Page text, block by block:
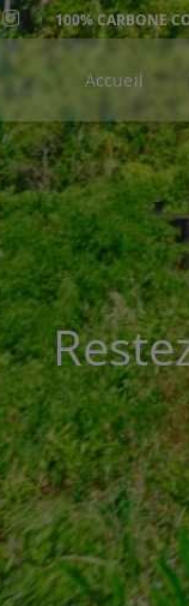
100% CARBONE
Accueil